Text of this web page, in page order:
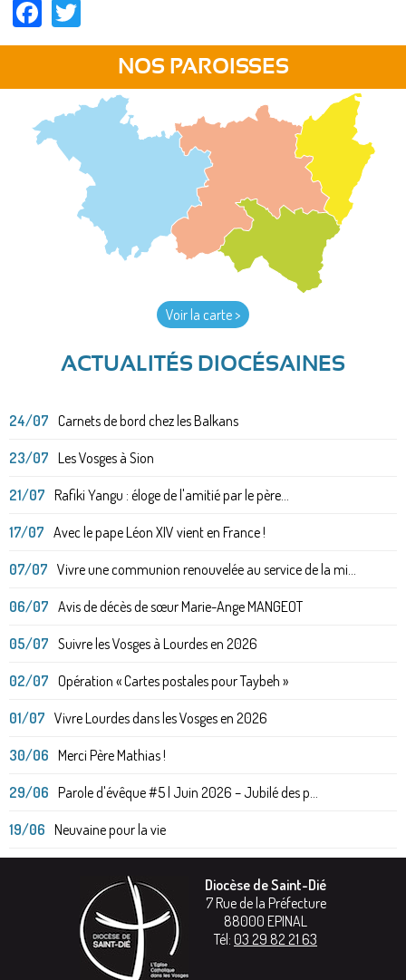
Facebook
NOS PAROISSES
Voir la carte >
ACTUALITÉS DIOCÉSAINES
24/07 Carnets de bord chez les Balkans
23/07 Les Vosges à Sion
21/07 Rafiki Yangu : éloge de l'amitié par le père...
17/07 Avec le pape Léon XIV vient en France !
07/07 Vivre une communion renouvelée au service de la mi...
06/07 Avis de décès de sœur Marie-Ange MANGEOT
05/07 Suivre les Vosges à Lourdes en 2026
02/07 Opération « Cartes postales pour Taybeh »
01/07 Vivre Lourdes dans les Vosges en 2026
30/06 Merci Père Mathias !
29/06 Parole d'évêque #5 | Juin 2026 – Jubilé des p...
19/06 Neuvaine pour la vie
Diocèse de Saint-Dié
7 Rue de la Préfecture
88000 EPINAL
Tél: 03 29 82 21 63